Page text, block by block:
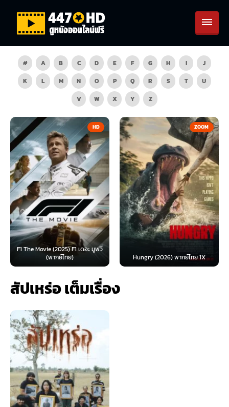
# A B C D E F G H I
J
K
L M N O P Q R S T
U
V
W X Y Z
HD
F1 The Movie (2025) F1 เดอะ มูฟวี่
(พากย์ไทย)
ZOOM
Hungry (2026) พากย์ไทย 1X
สัปเหร่อ เต็มเรื่อง